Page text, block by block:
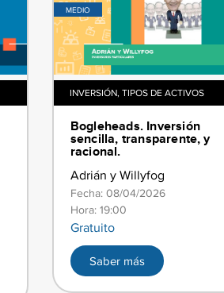
MEDIO
INVERSIÓN, TIPOS DE ACTIVOS
​​Bogleheads. Inversión
sencilla, transparente, y
racional.​
Adrián y Willyfog
Fecha: 08/04/2026
Hora: 19:00
Gratuito
Saber más